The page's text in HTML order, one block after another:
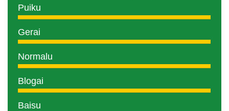
Puiku
Gerai
Normalu
Blogai
Baisu